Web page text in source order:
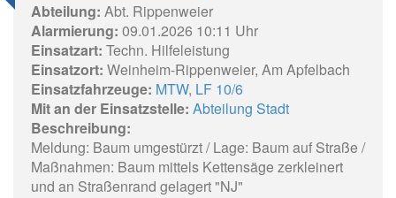
Abteilung: Abt. Rippenweier
Alarmierung: 09.01.2026 10:11 Uhr
Einsatzart: Techn. Hilfeleistung
Einsatzort: Weinheim-Rippenweier, Am Apfelbach
Einsatzfahrzeuge: MTW, LF 10/6
Mit an der Einsatzstelle: Abteilung Stadt
Beschreibung:
Meldung: Baum umgestürzt / Lage: Baum auf Straße /
Maßnahmen: Baum mittels Kettensäge zerkleinert
und an Straßenrand gelagert "NJ"